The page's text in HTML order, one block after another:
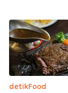
detikFood